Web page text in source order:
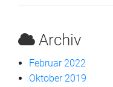
Archiv
Februar 2022
Oktober 2019